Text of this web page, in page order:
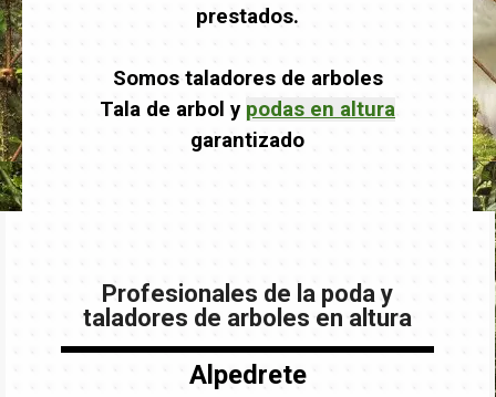
prestados.
Somos taladores de arboles
Tala de arbol y podas en altura
garantizado
Profesionales de la poda y
taladores de arboles en altura
Alpedrete